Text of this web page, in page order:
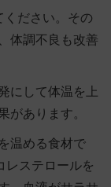
ください。その
体調不良も改善
にして体温を上
があります。
温める食材で
レステロールを